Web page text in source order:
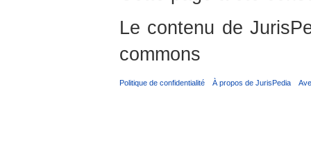
Le contenu de
commons
Politique de confidentialité À propos de JurisPedia